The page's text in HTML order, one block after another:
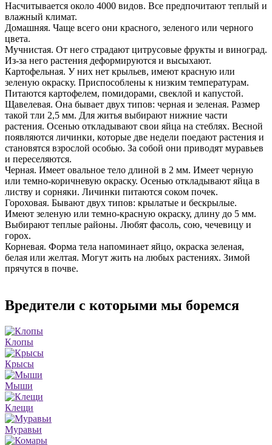
Насчитывается около 4000 видов. Все предпочитают теплый и
влажный климат.
Домашняя. Чаще всего они красного, зеленого или черного
цвета.
Мучнистая. От него страдают цитрусовые фрукты и виноград.
Из-за него растения деформируются и высыхают.
Картофельная. У них нет крыльев, имеют красную или
зеленую окраску. Приспособлены к низким температурам.
Питаются картофелем, помидорами, свеклой и капустой.
Щавелевая. Она бывает двух типов: черная и зеленая. Размер
такой тли 2,5 мм. Для житья выбирают нижние части
растения. Осенью откладывают свои яйца на стеблях. Весной
появляются личинки, которые две недели поедают растения и
становятся взрослой особью. За собой они приводят муравьев
и переселяются.
Черная. Имеет овальное тело длиной в 2 мм. Имеет черную
или темно-коричневую окраску. Осенью откладывают яйца в
листву и сорняки. Личинки питаются соком почек.
Гороховая. Бывают двух типов: крылатые и бескрылые.
Имеют зеленую или темно-красную окраску, длину до 5 мм.
Выбирают теплые районы. Любят фасоль, сою, чечевицу и
горох.
Корневая. Форма тела напоминает яйцо, окраска зеленая,
белая или желтая. Могут жить на любых растениях. Зимой
прячутся в почве.
Вредители с которыми мы боремся
Клопы
Крысы
Мыши
Клещи
Муравьи